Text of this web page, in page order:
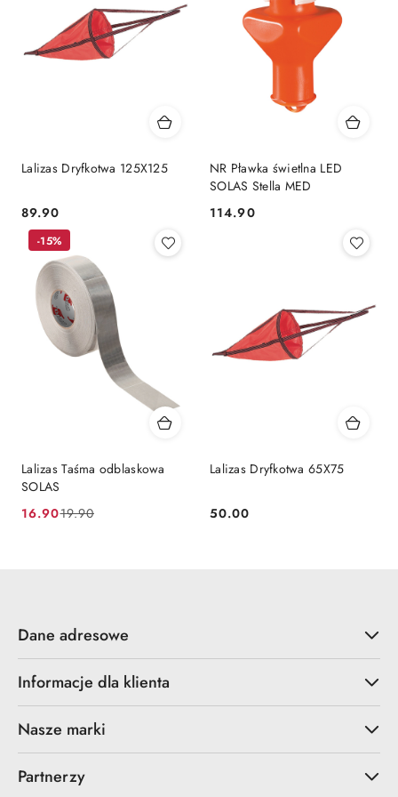
Lalizas Dryfkotwa 125X125
Cena:
89.90
NR Pławka świetlna LED
SOLAS Stella MED
Cena:
114.90
Lalizas Taśma odblaskowa
SOLAS
Cena
16.90
Cena
19.90
-15%
Lalizas Dryfkotwa 65X75
Cena:
50.00
Dane adresowe
Informacje dla klienta
Nasze marki
Partnerzy